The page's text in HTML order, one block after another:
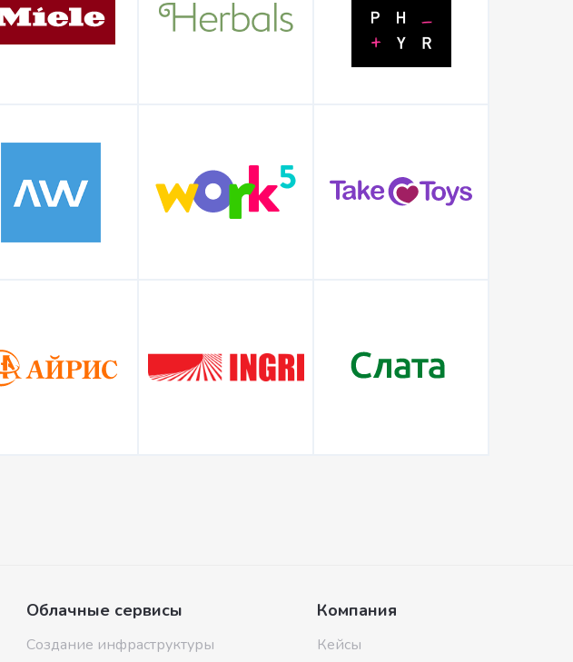
Кейсы
Компания
Создание инфраструктуры
Облачные сервисы